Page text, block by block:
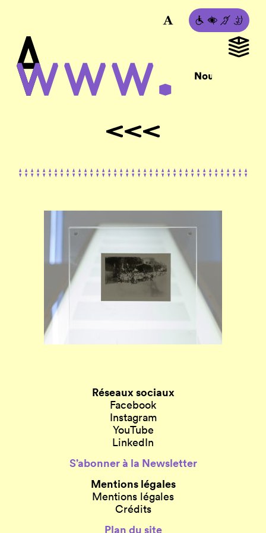
Réseaux sociaux
Facebook
Instagram
YouTube
LinkedIn
S’abonner à la Newsletter
Mentions légales
Mentions légales
Crédits
Plan du site